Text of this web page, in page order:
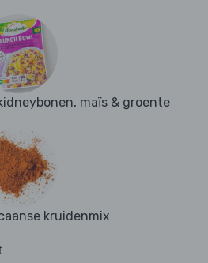
maïs & groente
kruidenmix